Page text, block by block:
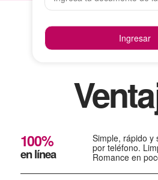
Ingresar
100%
en línea
Simple, rápido y
por teléfono.
Romance en